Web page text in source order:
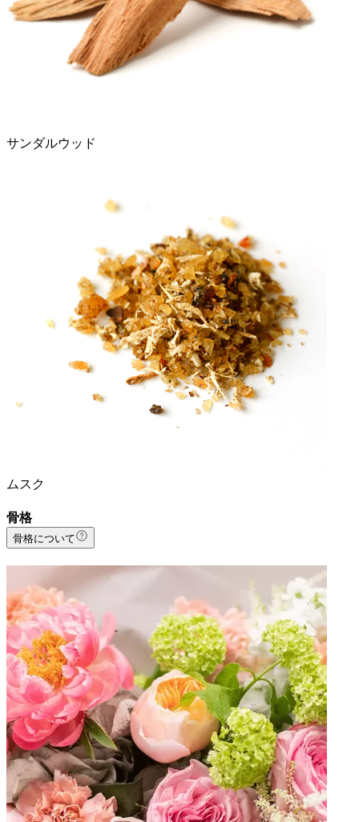
サンダルウッド
ムスク
骨格
骨格について